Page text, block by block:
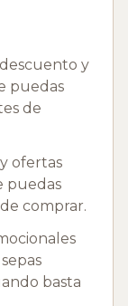
y
puedas
de
ofertas
puedas
comprar.
basta